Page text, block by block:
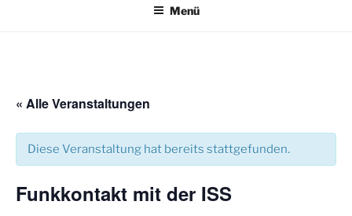
Menü
« Alle Veranstaltungen
Diese Veranstaltung hat bereits stattgefunden.
Funkkontakt mit der ISS